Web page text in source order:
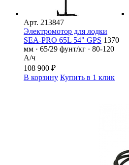
Арт. 213847
Электромотор для лодки
SEA-PRO 65L 54" GPS 1370
мм · 65/29 фунт/кг · 80-120
А/ч
108 900 ₽
В корзину Купить в 1 клик